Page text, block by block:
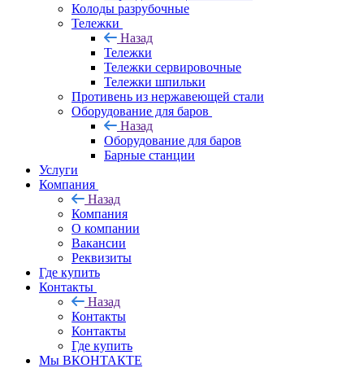
Колоды разрубочные
Тележки
Назад
Тележки
Тележки сервировочные
Тележки шпильки
Противень из нержавеющей стали
Оборудование для баров
Назад
Оборудование для баров
Барные станции
Услуги
Компания
Назад
Компания
О компании
Вакансии
Реквизиты
Где купить
Контакты
Назад
Контакты
Контакты
Где купить
Мы ВКОНТАКТЕ